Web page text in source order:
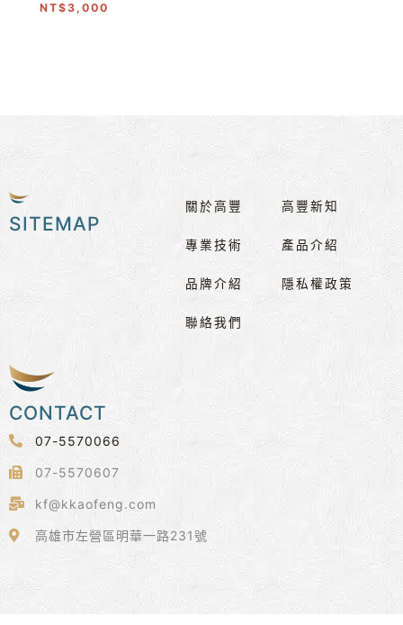
NT$3,000
SITEMAP
關於高豐
專業技術
品牌介紹
聯絡我們
高豐新知
產品介紹
隱私權政策
CONTACT
07-5570066
07-5570607
kf@kkaofeng.com
高雄市左營區明華一路231號